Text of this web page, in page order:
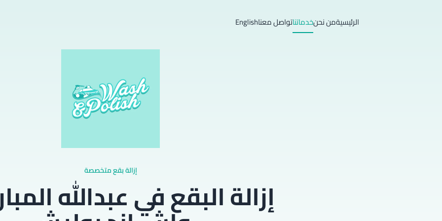
الرئيسيةمن نحنخدماتناتواصل معناEnglish
إزالة بقع متخصصة
إزالة البقع في عبدالله